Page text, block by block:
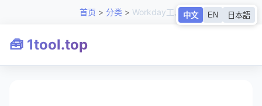
中文 EN 日本語
首页 > 分类 > Workday工具
🧰 1tool.top